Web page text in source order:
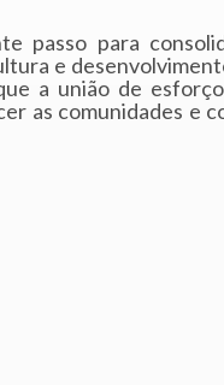
passo para
e
a união de
as comunidades e